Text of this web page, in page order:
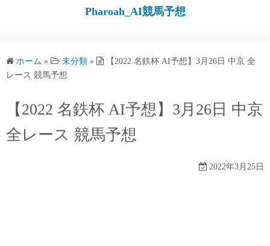
ツ
ッ
Pharoah_AI競馬予想
ホーム » 未分類 »
【2022 名鉄杯 AI予想】3月26日 中京 全
レース 競馬予想
【2022 名鉄杯 AI予想】3月26日 中京
全レース 競馬予想
2022年3月25日